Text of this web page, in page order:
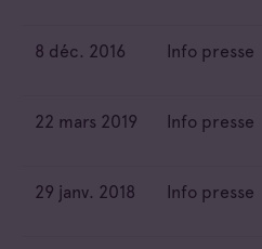
8 déc. 2016 Info presse
22 mars 2019 Info presse
29 janv. 2018 Info presse